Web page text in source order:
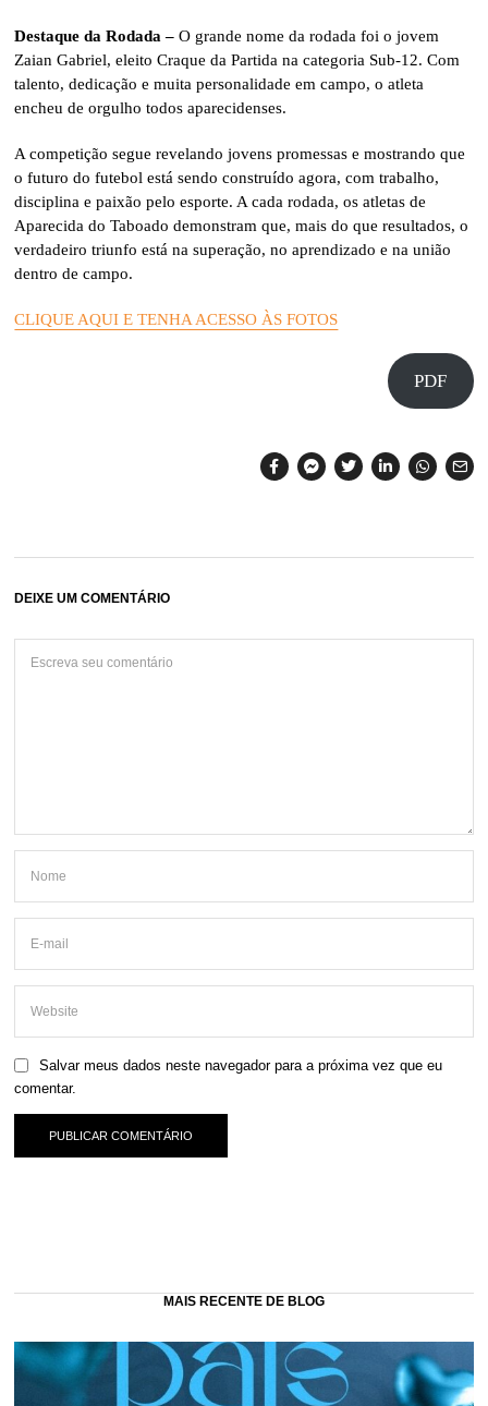
Destaque da Rodada –O grande nome da rodada foi o jovem
Zaian Gabriel, eleito Craque da Partida na categoria Sub-12. Com
talento, dedicação e muita personalidade em campo, o atleta
encheu de orgulho todos aparecidenses.
A competição segue revelando jovens promessas e mostrando que
o futuro do futebol está sendo construído agora, com trabalho,
disciplina e paixão pelo esporte. A cada rodada, os atletas de
Aparecida do Taboado demonstram que, mais do que resultados, o
verdadeiro triunfo está na superação, no aprendizado e na união
dentro de campo.
CLIQUE AQUI E TENHA ACESSO ÀS FOTOS
PDF
DEIXE UM COMENTÁRIO
Salvar meus dados neste navegador para a próxima vez que eu
comentar.
MAIS RECENTE DE BLOG